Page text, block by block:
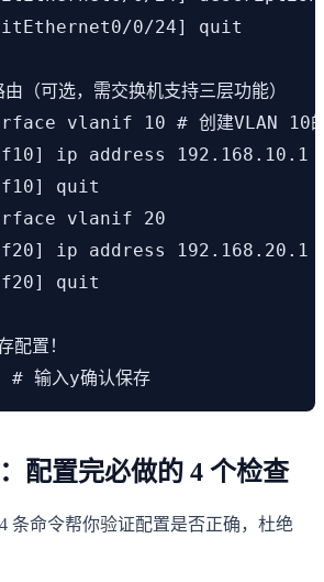
0/24] quit
（可选，需交换机支持三层功能）
vlanif 10 # 创建VLAN 10的
ip address 192.168.10.1
quit
vlanif 20
ip address 192.168.20.1
quit
配置！
输入y确认保存
配置完必做的 4 个检查
条命令帮你验证配置是否正确，杜绝